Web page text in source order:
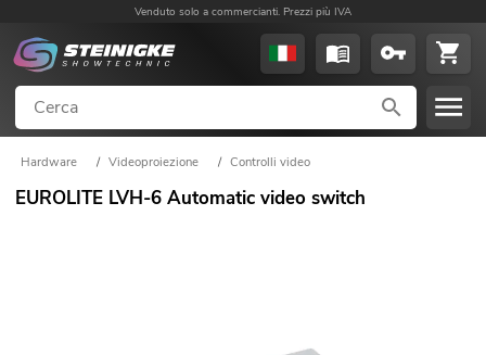
Venduto solo a commercianti. Prezzi più IVA
Hardware / Videoproiezione / Controlli video
EUROLITE LVH-6 Automatic video switch